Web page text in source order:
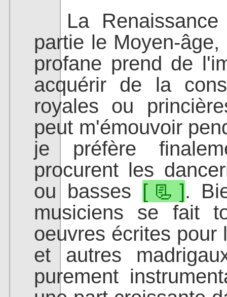
La Renaissance
partie le Moyen-
profane prend de
acquérir de la
royales ou
peut m'émouvoir
je préfère
procurent les
ou basses [📃].
musiciens se fait
oeuvres écrites pour
et autres
purement